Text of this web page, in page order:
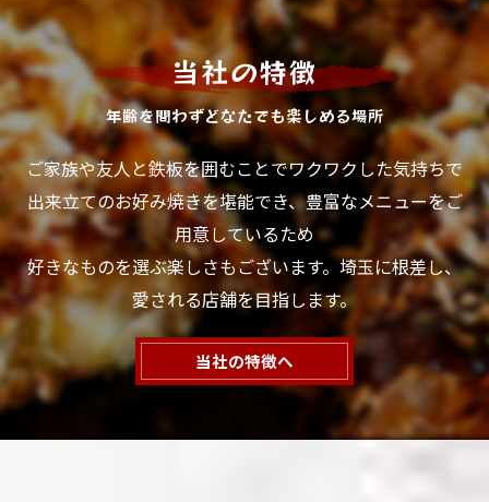
年齢を問わずどなたでも楽しめる場所
当社の特徴
ご家族や友人と鉄板を囲むことでワクワクした気持ちで
出来立てのお好み焼きを堪能でき、豊富なメニューをご
用意しているため
好きなものを選ぶ楽しさもございます。埼玉に根差し、
愛される店舗を目指します。
当社の特徴へ